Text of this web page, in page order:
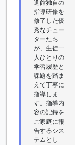
進館独自の
指導研修を
修了した優
秀なチュー
ターたち
が、生徒一
人ひとりの
学習履歴と
課題を踏ま
えて丁寧に
指導しま
す。指導内
容の記録を
ご家庭に報
告するシス
テムとし